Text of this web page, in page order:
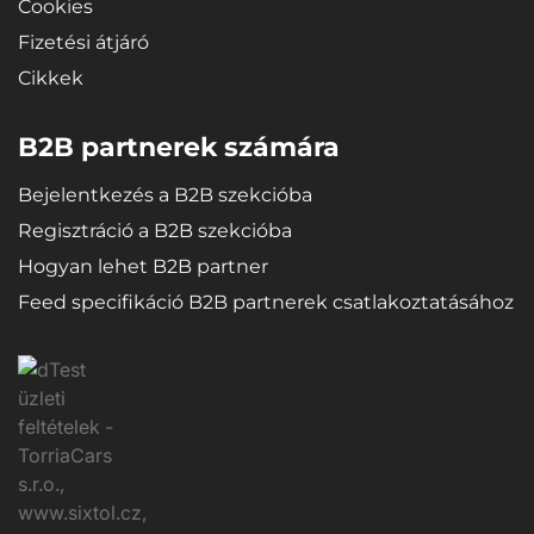
Cookies
Fizetési átjáró
Cikkek
B2B partnerek számára
Bejelentkezés a B2B szekcióba
Regisztráció a B2B szekcióba
Hogyan lehet B2B partner
Feed specifikáció B2B partnerek csatlakoztatásához